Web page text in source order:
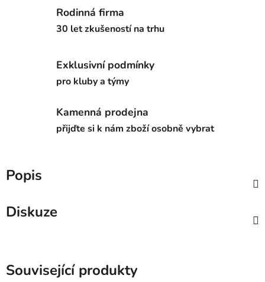
Rodinná firma
30 let zkušeností na trhu
Exklusivní podmínky
pro kluby a týmy
Kamenná prodejna
přijďte si k nám zboží osobně vybrat
Popis
Diskuze
Související produkty